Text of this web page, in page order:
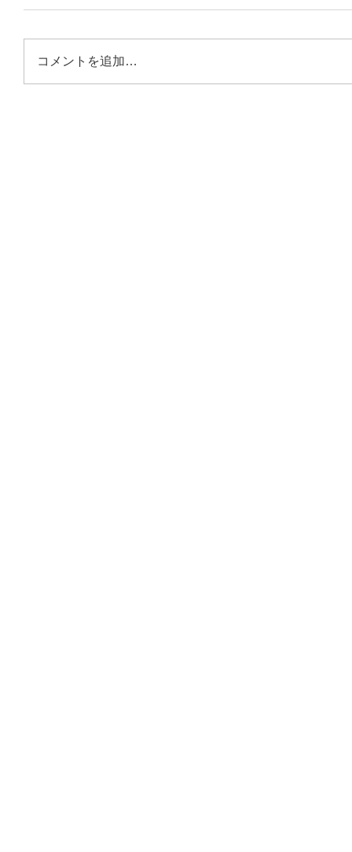
コメントを追加…